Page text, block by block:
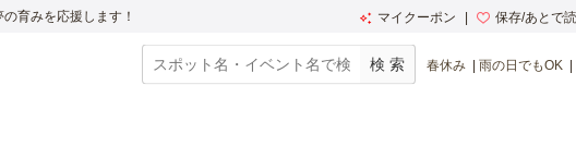
育みを応援します！ マイクーポン 保存/あとで
春休み 雨の日でもOK